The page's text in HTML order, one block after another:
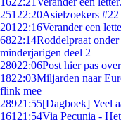
251 22:20Asielzoekers
201 22:16Verander een
6822:14Roddelpraat
minderjarigen deel 2
28022:06Post hier pas
1822:03Miljarden naar
flink mee
28921:55[Dagboek] Veel
161 21:54Via Pecunia -